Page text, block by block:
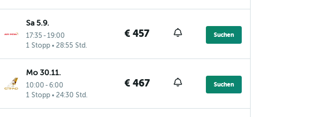
Sa 5.9.
17:35 - 19:00
1 Stopp
28:55 Std.
€ 457 Suchen
Mo 30.11.
10:00 - 6:00
1 Stopp
24:30 Std.
€ 467 Suchen